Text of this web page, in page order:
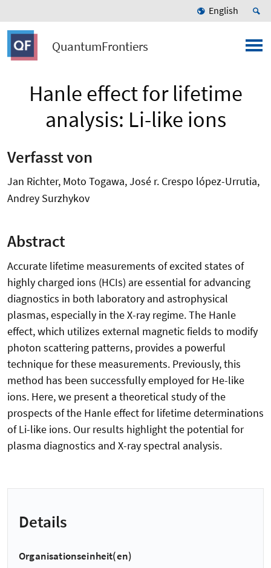
English
QuantumFrontiers
Hanle effect for lifetime
analysis: Li-like ions
Verfasst von
Jan Richter, Moto Togawa, José r. Crespo lópez-Urrutia,
Andrey Surzhykov
Abstract
Accurate lifetime measurements of excited states of
highly charged ions (HCIs) are essential for advancing
diagnostics in both laboratory and astrophysical
plasmas, especially in the X-ray regime. The Hanle
effect, which utilizes external magnetic fields to modify
photon scattering patterns, provides a powerful
technique for these measurements. Previously, this
method has been successfully employed for He-like
ions. Here, we present a theoretical study of the
prospects of the Hanle effect for lifetime determinations
of Li-like ions. Our results highlight the potential for
plasma diagnostics and X-ray spectral analysis.
Details
Organisationseinheit(en)